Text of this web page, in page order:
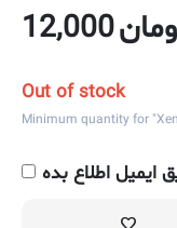
12,000
Out of stock
Minimum quantity for
ایمیل اطلاع بده